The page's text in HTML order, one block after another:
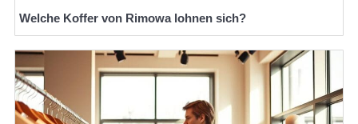
Welche Koffer von Rimowa lohnen sich?